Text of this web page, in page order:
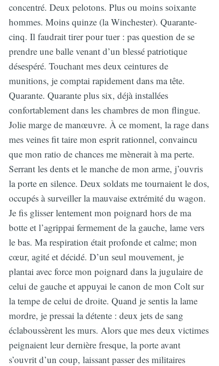
concentré. Deux pelotons. Plus ou moins soixante
hommes. Moins quinze (la Winchester). Quarante-
cinq. Il faudrait tirer pour tuer : pas question de se
prendre une balle venant d’un blessé patriotique
désespéré. Touchant mes deux ceintures de
munitions, je comptai rapidement dans ma tête.
Quarante. Quarante plus six, déjà installées
confortablement dans les chambres de mon flingue.
Jolie marge de manœuvre. À ce moment, la rage dans
mes veines fit taire mon esprit rationnel, convaincu
que mon ratio de chances me mènerait à ma perte.
Serrant les dents et le manche de mon arme, j’ouvris
la porte en silence. Deux soldats me tournaient le dos,
occupés à surveiller la mauvaise extrémité du wagon.
Je fis glisser lentement mon poignard hors de ma
botte et l’agrippai fermement de la gauche, lame vers
le bas. Ma respiration était profonde et calme; mon
cœur, agité et décidé. D’un seul mouvement, je
plantai avec force mon poignard dans la jugulaire de
celui de gauche et appuyai le canon de mon Colt sur
la tempe de celui de droite. Quand je sentis la lame
mordre, je pressai la détente : deux jets de sang
éclaboussèrent les murs. Alors que mes deux victimes
peignaient leur dernière fresque, la porte avant
s’ouvrit d’un coup, laissant passer des militaires